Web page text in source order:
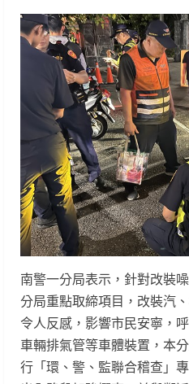
南警一分局表示，針對改裝
分局重點取締項目，改裝汽
令人反感，影響市民安寧，
車輛排氣管等車體裝置，本
行「環、警、監聯合稽查」